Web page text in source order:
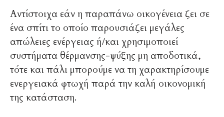
Αντίστοιχα εάν η παραπάνω οικογένεια ζει σε
ένα σπίτι το οποίο παρουσιάζει μεγάλες
απώλειες ενέργειας ή/και χρησιμοποιεί
συστήματα θέρμανσης-ψύξης μη αποδοτικά,
τότε και πάλι μπορούμε να τη χαρακτηρίσουμε
ενεργειακά φτωχή παρά την καλή οικονομική
της κατάσταση.